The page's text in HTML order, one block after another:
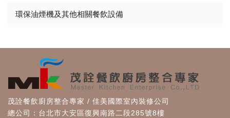
環保油煙機及其他相關餐飲設備
茂詮餐飲廚房整合專家 / 佳美國際室內裝修公司
總公司：台北市大安區復興南路二段285號8樓